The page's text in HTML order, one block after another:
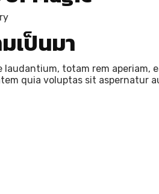
เป็นมา
totam rem aperiam,
quia voluptas sit aspernatur